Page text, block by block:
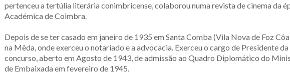
pertenceu a tertúlia literária conimbricense, colaborou numa revista de cinema da
Académica de Coimbra.
Depois de se ter casado em janeiro de 1935 em Santa Comba (Vila Nova de Foz
na Mêda, onde exerceu o notariado e a advocacia. Exerceu o cargo de Presidente
concurso, aberto em Agosto de 1943, de admissão ao Quadro Diplomático do
de Embaixada em fevereiro de 1945.